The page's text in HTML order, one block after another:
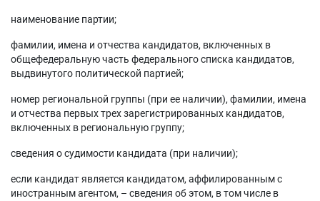
наименование партии;
фамилии, имена и отчества кандидатов, включенных в
общефедеральную часть федерального списка кандидатов,
выдвинутого политической партией;
номер региональной группы (при ее наличии), фамилии, имена
и отчества первых трех зарегистрированных кандидатов,
включенных в региональную группу;
сведения о судимости кандидата (при наличии);
если кандидат является кандидатом, аффилированным с
иностранным агентом, – сведения об этом, в том числе в